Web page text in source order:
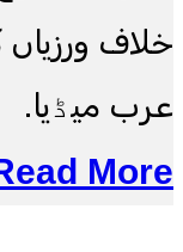
خلاف
عرب میڈیا.
More